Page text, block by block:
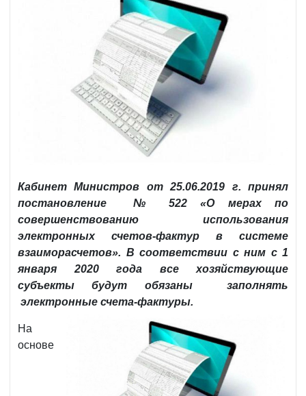
Кабинет Министров от 25.06.2019 г. принял
постановление № 522 «О мерах по
совершенствованию использования
электронных счетов-фактур в системе
взаиморасчетов». В соответствии с ним с 1
января 2020 года все хозяйствующие
субъекты будут обязаны заполнять
электронные счета-фактуры.
На
основе